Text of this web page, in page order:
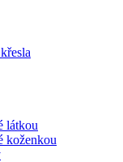
látkou
koženkou